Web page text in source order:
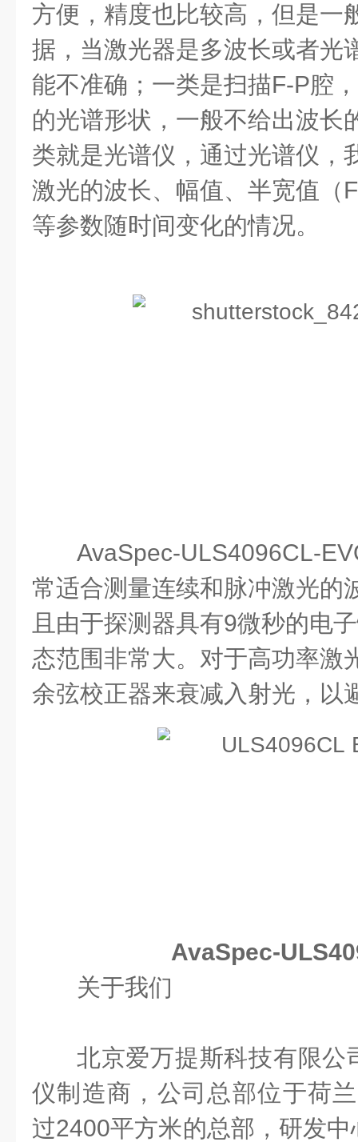
方便，精度也比较高，但是一
据，当激光器是多波长或者光
能不准确；一类是扫描F-P腔
的光谱形状，一般不给出波长
类就是光谱仪，通过光谱仪，
激光的波长、幅值、半宽值（
等参数随时间变化的情况。
AvaSpec-ULS4096CL-
常适合测量连续和脉冲激光的
且由于探测器具有9微秒的电
态范围非常大。对于高功率激
余弦校正器来衰减入射光，以
AvaSpec-
关于我们
北京爱万提斯科技有限公
仪制造商，公司总部位于荷兰
过2400平方米的总部，研发